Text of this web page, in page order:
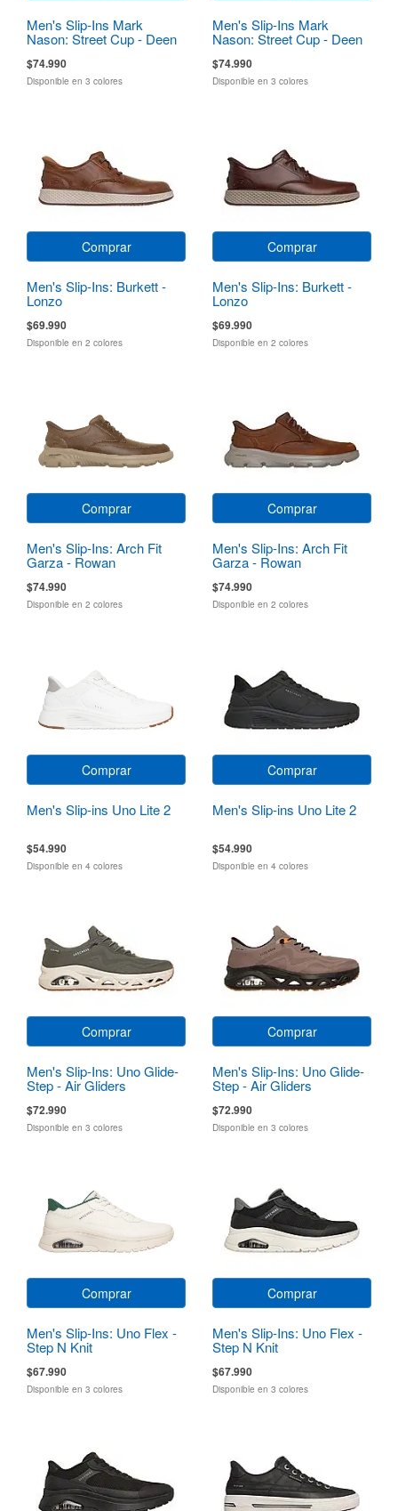
Men's Slip-Ins Mark
Nason: Street Cup - Deen
$74.990
Disponible en 3 colores
Men's Slip-Ins Mark
Nason: Street Cup - Deen
$74.990
Disponible en 3 colores
Comprar
Men's Slip-Ins: Burkett -
Lonzo
$69.990
Disponible en 2 colores
Comprar
Men's Slip-Ins: Burkett -
Lonzo
$69.990
Disponible en 2 colores
Comprar
Men's Slip-Ins: Arch Fit
Garza - Rowan
$74.990
Disponible en 2 colores
Comprar
Men's Slip-Ins: Arch Fit
Garza - Rowan
$74.990
Disponible en 2 colores
Comprar
Men's Slip-ins Uno Lite 2
$54.990
Disponible en 4 colores
Comprar
Men's Slip-ins Uno Lite 2
$54.990
Disponible en 4 colores
Comprar
Men's Slip-Ins: Uno Glide-
Step - Air Gliders
$72.990
Disponible en 3 colores
Comprar
Men's Slip-Ins: Uno Glide-
Step - Air Gliders
$72.990
Disponible en 3 colores
Comprar
Men's Slip-Ins: Uno Flex -
Step N Knit
$67.990
Disponible en 3 colores
Comprar
Men's Slip-Ins: Uno Flex -
Step N Knit
$67.990
Disponible en 3 colores